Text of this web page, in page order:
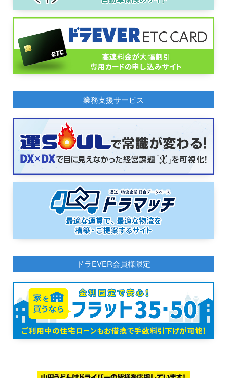
業務支援サービス
ドラEVER会員様限定